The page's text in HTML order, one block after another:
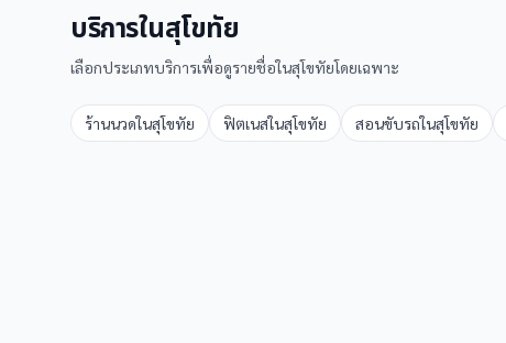
บริการในสุโขทัย
เลือกประเภทบริการเพื่อดูรายชื่อในสุโขทัยโดยเฉพาะ
ร้านนวดในสุโขทัย ฟิตเนสในสุโขทัย สอนขับรถในสุโขทัย